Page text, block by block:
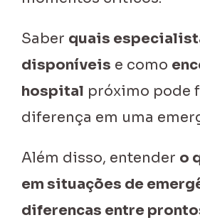
Saber quais
disponíveis e como
hospital próximo pode
diferença em uma
Além disso, entender o
em situações de
diferencas entre